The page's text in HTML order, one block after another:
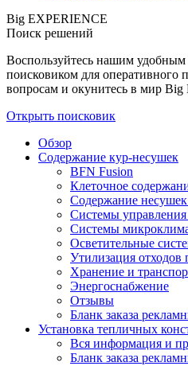
Big EXPERIENCE
Поиск решений
Воспользуйтесь нашим
поисковиком для
вопросам и окунитесь в мир Big
Открыть поисковик
Обзор
Содержание кур-несушек
BFN Fusion
Клеточное
Содержание несушек
Системы
Системы
Осветительные
Утилизация отходов
Хранение и
Энергоснабжение
Отзывы
Бланк заказа
Установка тепличных
Вся информация и
Бланк заказа